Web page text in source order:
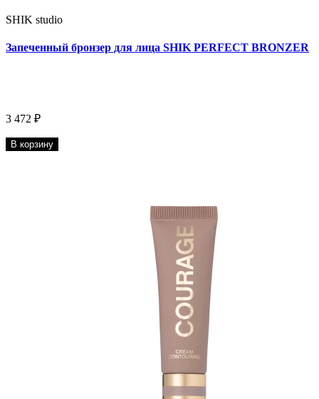
SHIK studio
Запеченный бронзер для лица SHIK PERFECT BRONZER
3 472 ₽
В корзину